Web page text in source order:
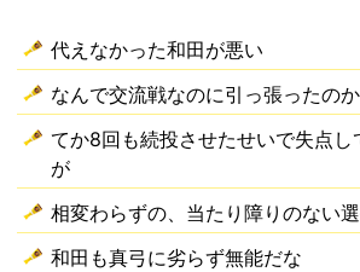
代えなかった和田が悪い
なんで交流戦なのに引っ張ったのか
てか8回も続投させたせいで失点し
が
相変わらずの、当たり障りのない
和田も真弓に劣らず無能だな